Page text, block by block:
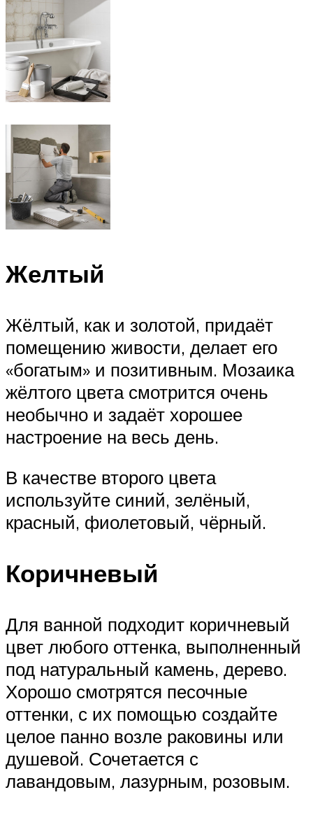
Желтый
Жёлтый, как и золотой, придаёт
помещению живости, делает его
«богатым» и позитивным. Мозаика
жёлтого цвета смотрится очень
необычно и задаёт хорошее
настроение на весь день.
В качестве второго цвета
используйте синий, зелёный,
красный, фиолетовый, чёрный.
Коричневый
Для ванной подходит коричневый
цвет любого оттенка, выполненный
под натуральный камень, дерево.
Хорошо смотрятся песочные
оттенки, с их помощью создайте
целое панно возле раковины или
душевой. Сочетается с
лавандовым, лазурным, розовым.